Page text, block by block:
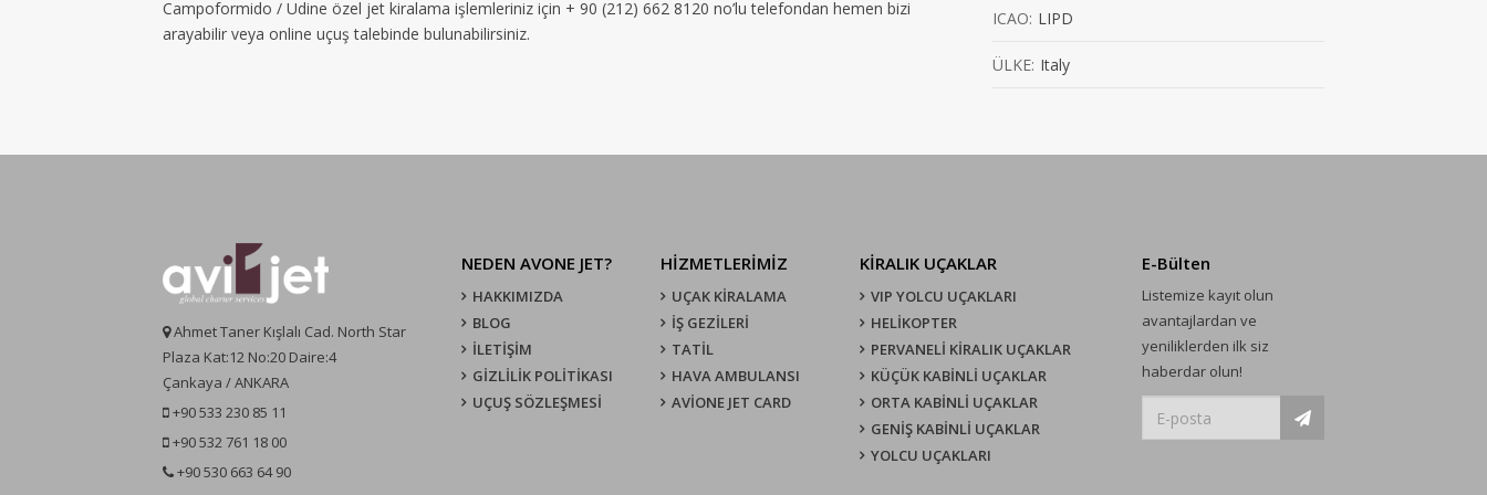
Campoformido / Udine özel jet kiralama işlemleriniz için + 90 (212) 662 8120 no’lu telefondan hemen bizi
arayabilir veya online uçuş talebinde bulunabilirsiniz.
ICAO: LIPD
ÜLKE: Italy
Ahmet Taner Kışlalı Cad. North Star
Plaza Kat:12 No:20 Daire:4
Çankaya / ANKARA
+90 533 230 85 11
+90 532 761 18 00
+90 530 663 64 90
NEDEN AVONE JET?
HAKKIMIZDA
BLOG
İLETİŞİM
GİZLİLİK POLİTİKASI
UÇUŞ SÖZLEŞMESI
HİZMETLERİMİZ
UÇAK KIRALAMA
İŞ GEZİLERİ
TATİL
HAVA AMBULANSI
AVİONE JET CARD
KIRALIK UÇAKLAR
VIP YOLCU UÇAKLARI
HELİKOPTER
PERVANELİ KİRALIK UÇAKLAR
KÜÇÜK KABİNLİ UÇAKLAR
ORTA KABİNLİ UÇAKLAR
GENİŞ KABİNLİ UÇAKLAR
YOLCU UÇAKLARI
E-Bülten
Listemize kayıt olun
avantajlardan ve
yeniliklerden ilk siz
haberdar olun!